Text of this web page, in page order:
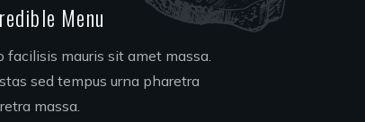
Menu
facilisis mauris sit amet massa.
sed tempus urna pharetra
massa.